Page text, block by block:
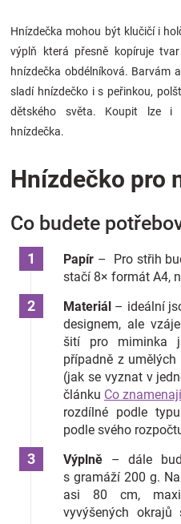
Hnízdečka mohou být klučičí i
výplň která přesně kopíruje
hnízdečka obdélníková. Barvám
sladí hnízdečko i s peřinkou,
dětského světa. Koupit lze i
hnízdečka.
Hnízdečko pro
Co budete
Papír – Pro střih
stačí 8× formát A4,
Materiál – ideální
designem, ale
šití pro miminka
případně z
(jak se vyznat v
článku Co
rozdílné podle
podle svého
Výplně – dále
s gramáží 200 g.
asi 80 cm,
vyvýšených okrajů